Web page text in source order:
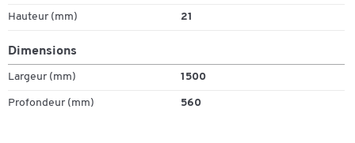
pour aujourd'hui, mais aussi pour les décennies à venir.
Hauteur (mm) 21
Dimensions
Largeur (mm) 1500
Profondeur (mm) 560